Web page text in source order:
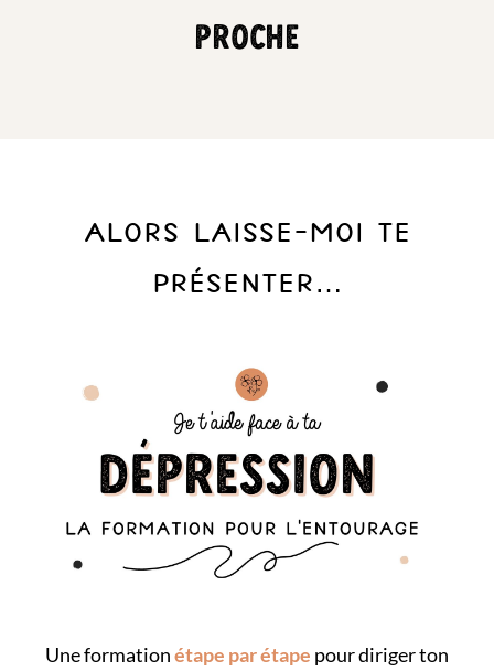
proche
Alors laisse-moi te
présenter…
Une formationétape par étape pour diriger ton